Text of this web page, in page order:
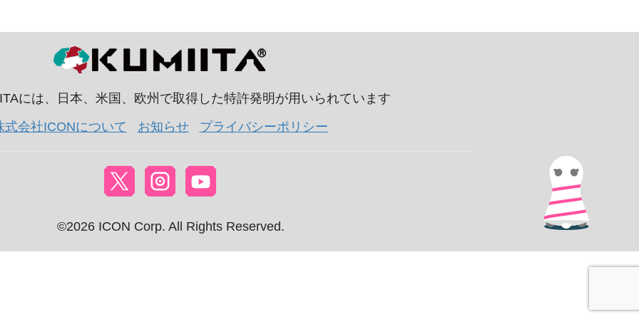
には、日本、米国、欧州で取得した特許発明が用いられています
式会社ICONについて
お知らせ プライバシーポリシー